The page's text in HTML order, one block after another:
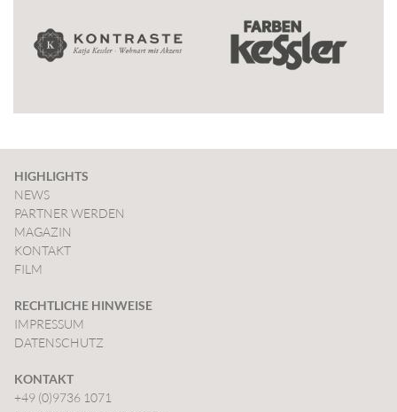
HIGHLIGHTS
NEWS
PARTNER WERDEN
MAGAZIN
KONTAKT
FILM
RECHTLICHE HINWEISE
IMPRESSUM
DATENSCHUTZ
KONTAKT
+49 (0)9736 1071